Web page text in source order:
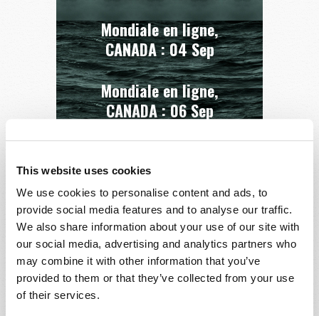
This website uses cookies
We use cookies to personalise content and ads, to
provide social media features and to analyse our traffic.
We also share information about your use of our site with
our social media, advertising and analytics partners who
may combine it with other information that you’ve
provided to them or that they’ve collected from your use
of their services.
Mondiale en ligne,
CANADA :04 Sep
Mondiale en ligne,
CANADA :06 Sep
CANADA :
PLUS DE
VILLES